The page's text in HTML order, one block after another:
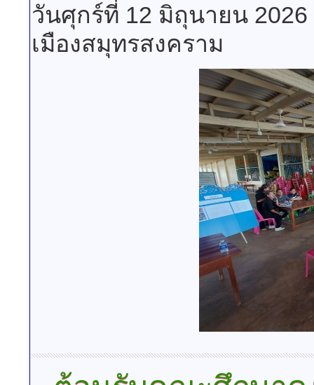
วันศุกร์ที่ 12 มิถุนายน 2026
เมืองสมุทรสงคราม